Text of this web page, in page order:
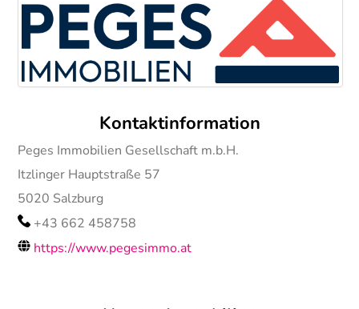
News
Kontaktinformation
Peges Immobilien Gesellschaft m.b.H.
Itzlinger Hauptstraße 57
5020 Salzburg
+43 662 458758
https://www.pegesimmo.at